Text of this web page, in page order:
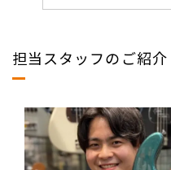
担当スタッフのご紹介